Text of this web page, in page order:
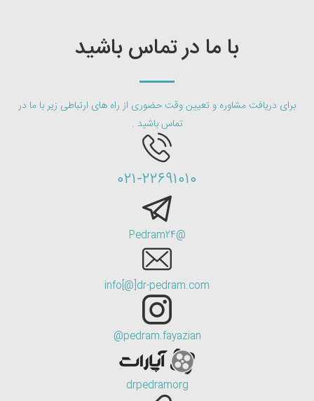
با ما در تماس باشید
برای دریافت مشاوره و تعیین وقت حضوری از راه های ارتباطی زیر با ما در
تماس باشید .
۰۲۱-۲۲۶۹۱۰۱۰
@Pedram24
info[@]dr-pedram.com
pedram.fayazian@
drpedramorg